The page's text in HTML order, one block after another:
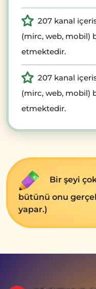
207 kanal
(mirc, web, mobil)
etmektedir.
207 kanal
(mirc, web, mobil)
etmektedir.
Bir şeyi
bütünü onu
yapar.)